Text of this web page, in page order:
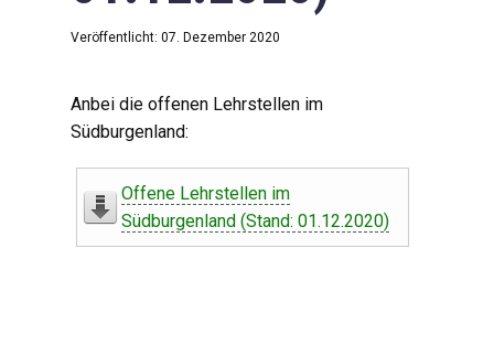
Veröffentlicht: 07. Dezember 2020
Anbei die offenen Lehrstellen im
Südburgenland:
Offene Lehrstellen im
Südburgenland (Stand: 01.12.2020)